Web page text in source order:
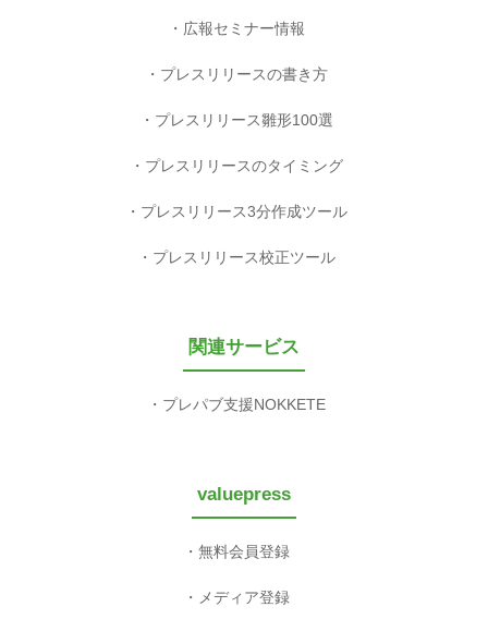
広報セミナー情報
プレスリリースの書き方
プレスリリース雛形100選
プレスリリースのタイミング
プレスリリース3分作成ツール
プレスリリース校正ツール
関連サービス
プレパブ支援NOKKETE
valuepress
無料会員登録
メディア登録